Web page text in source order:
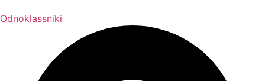
Odnoklassniki